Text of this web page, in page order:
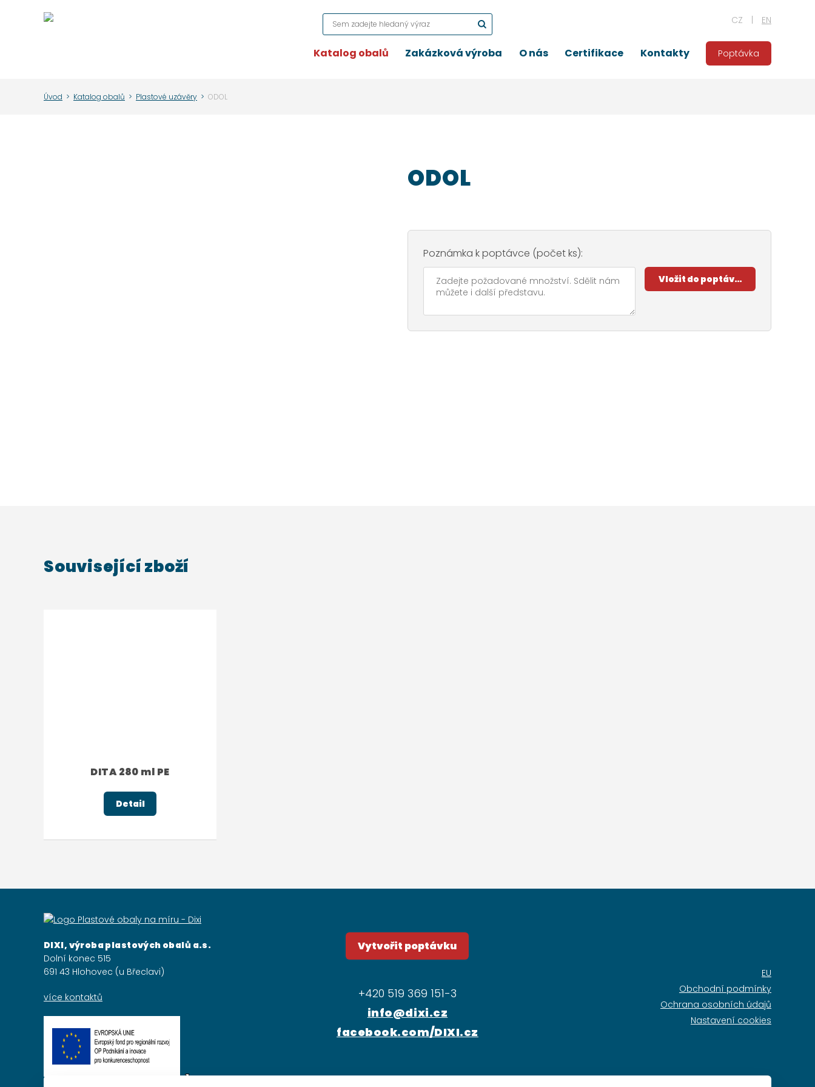
CZ EN
Katalog obalů Zakázková výroba O nás Certifikace Kontakty Poptávka
Úvod > Katalog obalů > Plastové uzávěry > ODOL
ODOL
Poznámka k poptávce (počet ks):
Související zboží
DITA 280 ml PE
Detail
Vytvořit poptávku
+420 519 369 151-3
info@dixi.cz
facebook.com/DIXI.cz
DIXI, výroba plastových obalů a.s.
Dolní konec 515
691 43 Hlohovec (u Břeclavi)
více kontaktů
EU
Obchodní podmínky
Ochrana osobních údajů
Nastavení cookies